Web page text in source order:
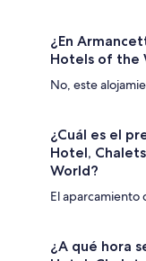
¿En
Hotels of the
No, este
¿Cuál es el
Hotel,
World?
El aparcamiento
¿A qué hora